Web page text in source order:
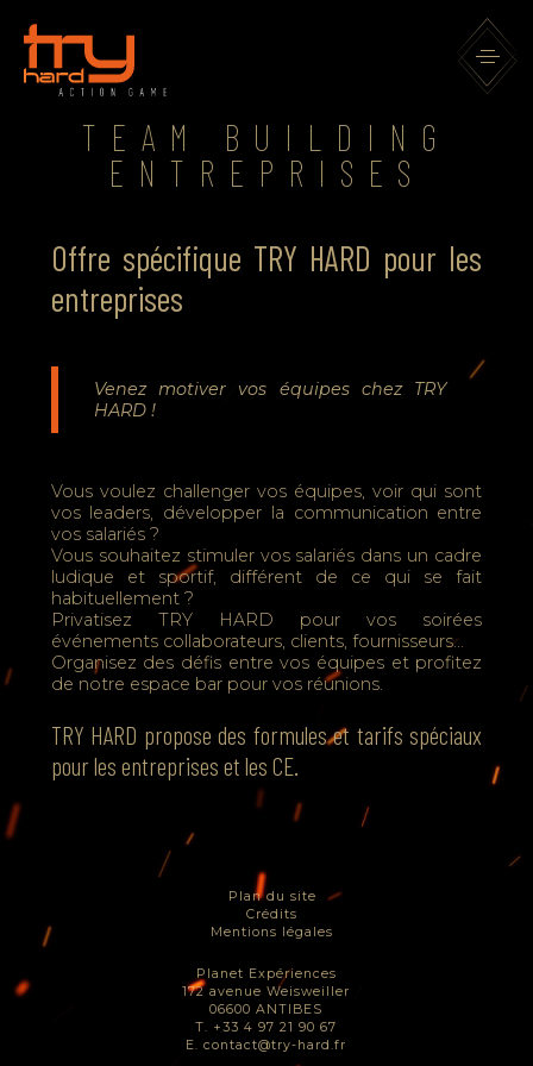
TEAM BUILDING
ENTREPRISES
Offre spécifique TRY HARD pour les
entreprises
Venez motiver vos équipes chez TRY
HARD !
Vous voulez challenger vos équipes, voir qui sont
vos leaders, développer la communication entre
vos salariés ?
Vous souhaitez stimuler vos salariés dans un cadre
ludique et sportif, différent de ce qui se fait
habituellement ?
Privatisez TRY HARD pour vos soirées
événements collaborateurs, clients, fournisseurs…
Organisez des défis entre vos équipes et profitez
de notre espace bar pour vos réunions.
TRY HARD propose des formules et tarifs spéciaux
pour les entreprises et les CE.
Plan du site
Crédits
Mentions légales
Planet Expériences
172 avenue Weisweiller
06600 ANTIBES
T. +33 4 97 21 90 67
E.contact@try-hard.fr